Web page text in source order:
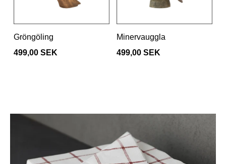
Gröngöling
499,00 SEK
Minervauggla
499,00 SEK